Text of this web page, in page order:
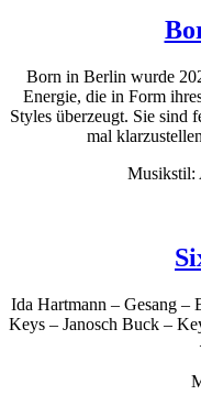
Born in Berlin wurde
Energie, die in Form
Styles überzeugt. Sie sind
mal
Musikstil:
Ida Hartmann – Gesang
Keys – Janosch Buck –